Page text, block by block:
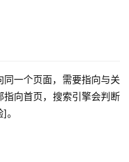
一个页面，需要指向与关
向首页，搜索引擎会判断